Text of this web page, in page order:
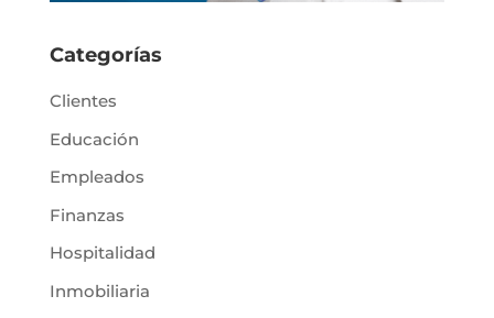
Categorías
Clientes
Educación
Empleados
Finanzas
Hospitalidad
Inmobiliaria